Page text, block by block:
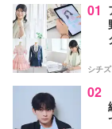
01
シチ
02